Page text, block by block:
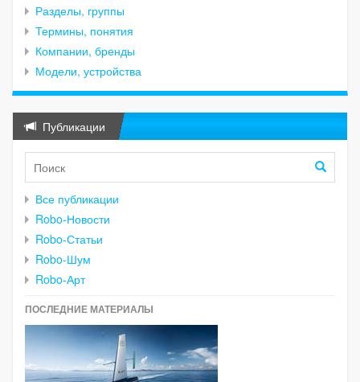
Разделы, группы
Термины, понятия
Компании, бренды
Модели, устройства
Публикации
Все публикации
Robo-Новости
Robo-Статьи
Robo-Шум
Robo-Арт
ПОСЛЕДНИЕ МАТЕРИАЛЫ